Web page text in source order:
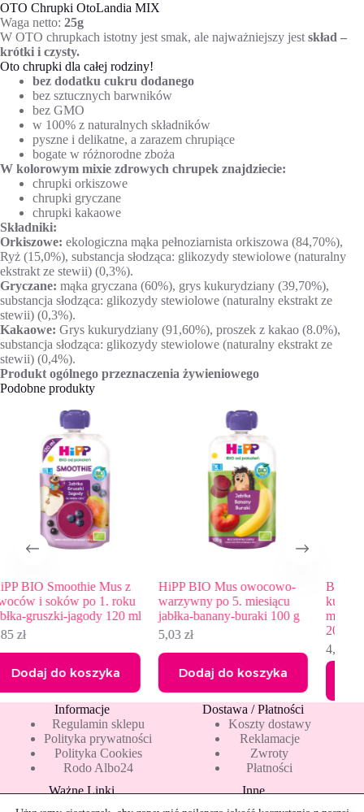
OTO Chrupki OtoLandia MIX
Waga netto: 25g
W OTO chrupkach istotny jest smak, ale najważniejszy jest skład –
krótki i czysty.
Oto chrupki dla całej rodziny!
bez dodatku cukru dodanego
bez sztucznych barwników
bez GMO
w 100% z naturalnych składników
pyszne i delikatne, a zarazem chrupiące
bogate w różnorodne zboża
W kolorowym mixie zdrowych chrupek znajdziecie:
chrupki orkiszowe
chrupki gryczane
chrupki kakaowe
Składniki:
Orkiszowe: ekologiczna mąka pełnoziarnista orkiszowa (84,70%),
Ryż (15,0%), substancja słodząca: glikozydy stewiolowe (naturalny
ekstrakt ze stewii) (0,3%).
Gryczane: mąka gryczana (60%), grys kukurydziany (39,70%),
substancja słodząca: glikozydy stewiolowe (naturalny ekstrakt ze
stewii) (0,3%).
Kakaowe: Grys kukurydziany (91,60%), proszek z kakao (8.0%),
substancja słodząca: glikozydy stewiolowe (naturalny ekstrakt ze
stewii) (0,4%).
Produkt ogólnego przeznaczenia żywieniowego
Podobne produkty
z
roku
120 ml
HiPP BIO Mus owocowo-
warzywny po 5. miesiącu
jabłka-banany-buraki 100 g
Dodaj do koszyka
BoboVita Bio Chrupeczki
kukurydziane delikatnie
marchewkowe po 7
4,94zł
Dodaj do koszyka
Informacje
Regulamin sklepu
Polityka prywatności
Polityka Cookies
Rodo Albo24
Dostawa / Płatności
Koszty dostawy
Reklamacje
Zwroty
Płatności
Ważne Linki
Inne